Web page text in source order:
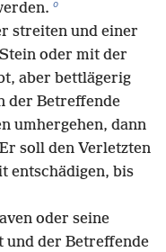
o
streiten und einer
oder mit der
aber bettlägerig
der Betreffende
umhergehen, dann
soll den Verletzten
entschädigen, bis
oder seine
und der Betreffende